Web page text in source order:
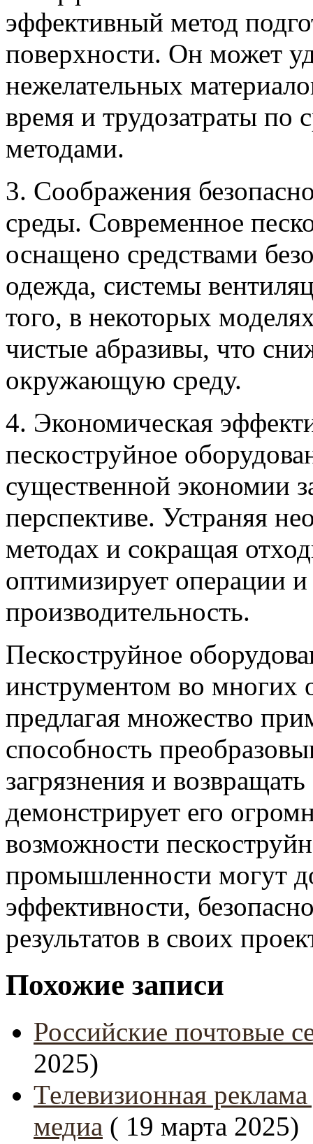
эффективный метод
поверхности. Он может
нежелательных
время и трудозатраты
методами.
3. Соображения
среды. Современное
оснащено средствами
одежда, системы
того, в некоторых
чистые абразивы, что
окружающую среду.
4. Экономическая
пескоструйное
существенной экономии
перспективе. Устраняя
методах и сокращая
оптимизирует операции
производительность.
Пескоструйное
инструментом во многих
предлагая множество
способность
загрязнения и
демонстрирует его
возможности
промышленности могут
эффективности,
результатов в своих
Похожие записи
Российские почтовые
2025)
Телевизионная
медиа ( 19 марта 2025)